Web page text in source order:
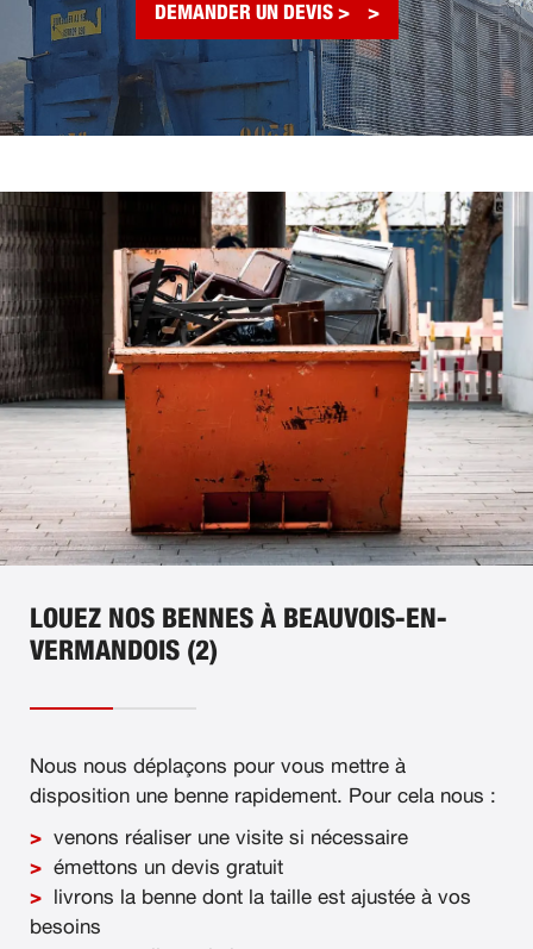
DEMANDER UN DEVIS >
LOUEZ NOS BENNES À BEAUVOIS-EN-
VERMANDOIS (2)
Nous nous déplaçons pour vous mettre à
disposition une benne rapidement. Pour cela nous :
venons réaliser une visite si nécessaire
émettons un devis gratuit
livrons la benne dont la taille est ajustée à vos
besoins